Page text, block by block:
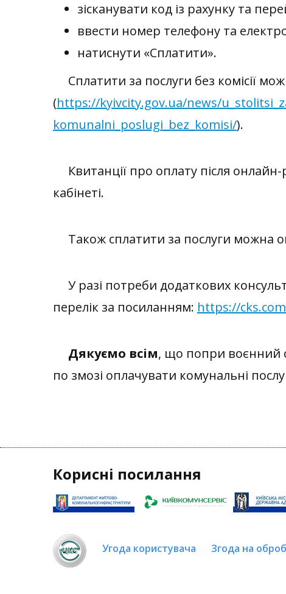
зісканувати код із рахунку та
ввести номер телефону та
натиснути «Сплатити».
Сплатити за послуги без комісії
(https://kyivcity.gov.ua/news/
komunalni_poslugi_bez_komisi/).
Квитанції про оплату після
кабінеті.
Також сплатити за послуги можна
У разі потреби додаткових
перелік за посиланням: https://
Дякуємо всім, що попри воєнний
по змозі оплачувати комунальні п
Корисні посилання
Угода користувача Згода на